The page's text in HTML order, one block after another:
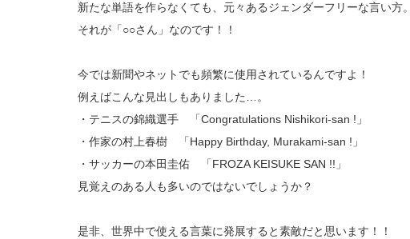
新たな単語を作らなくても、元々あるジェンダーフリーな言い方。
それが「○○さん」なのです！！
今では新聞やネットでも頻繁に使用されているんですよ！
例えばこんな見出しもありました…。
・テニスの錦織選手 「Congratulations Nishikori-san !」
・作家の村上春樹 「Happy Birthday, Murakami-san !」
・サッカーの本田圭佑 「FROZA KEISUKE SAN !!」
見覚えのある人も多いのではないでしょうか？
是非、世界中で使える言葉に発展すると素敵だと思います！！